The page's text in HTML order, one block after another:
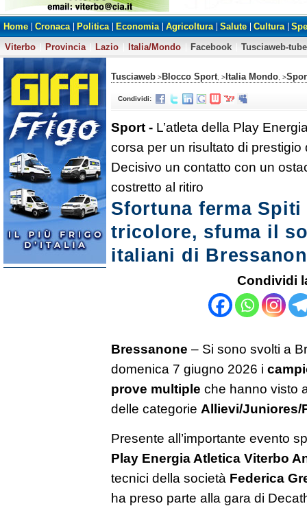
Home Cronaca Politica Economia Agricoltura Salute Cultura
Viterbo
Provincia Lazio Italia/Mondo Facebook Tusciaweb-tube
Tusciaweb >Blocco Sport , > Italia Mondo , >
Condividi:
Sport - L’atleta della Play
corsa per un risultato di
Decisivo un contatto con un
costretto al ritiro
Sfortuna ferma
tricolore, sfuma il
italiani di
Condividi
Bressanone – Si sono svolti a
domenica 7 giugno 2026 i c
prove multiple che hanno visto
delle categorie Allievi/Juniores/
Presente all’importante evento
Play Energia Atletica Viterbo
tecnici della società Federica
ha preso parte alla gara di